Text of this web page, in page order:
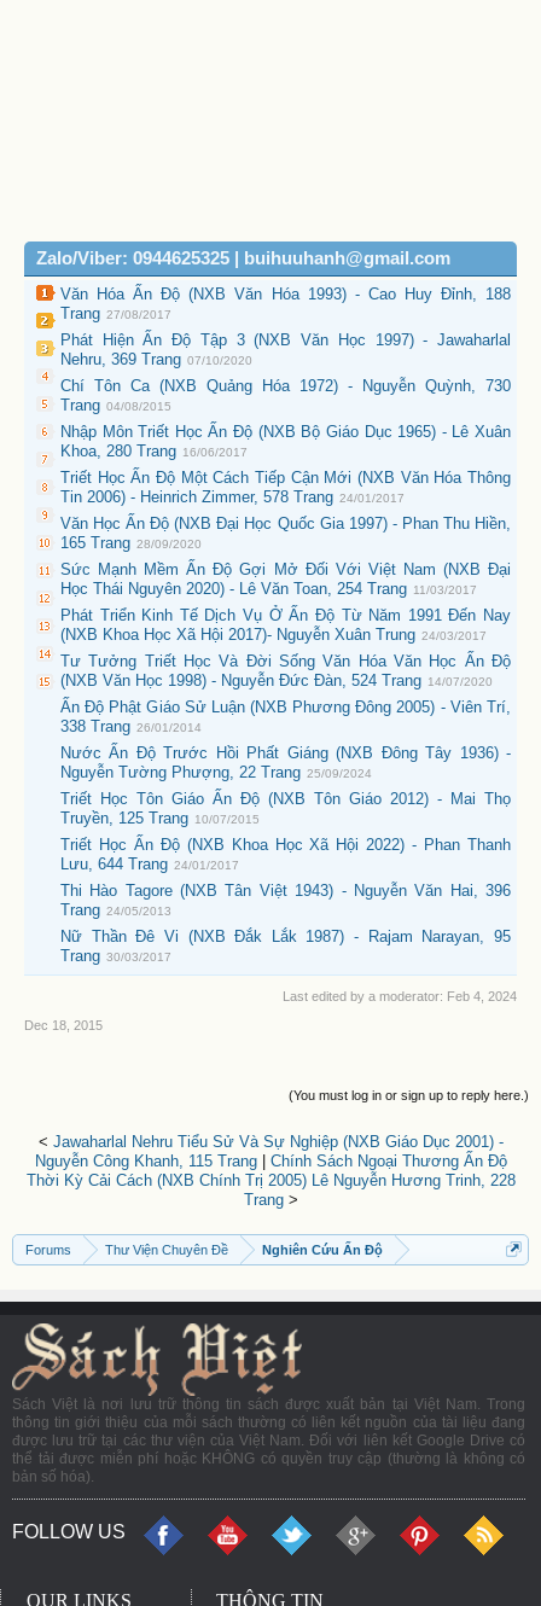
Zalo/Viber: 0944625325 | buihuuhanh@gmail.com
Văn Hóa Ấn Độ (NXB Văn Hóa 1993) - Cao Huy Đỉnh, 188
Trang 27/08/2017
Phát Hiện Ấn Độ Tập 3 (NXB Văn Học 1997) - Jawaharlal
Nehru, 369 Trang 07/10/2020
Chí Tôn Ca (NXB Quảng Hóa 1972) - Nguyễn Quỳnh, 730
Trang 04/08/2015
Nhập Môn Triết Học Ấn Độ (NXB Bộ Giáo Dục 1965) - Lê Xuân
Khoa, 280 Trang 16/06/2017
Triết Học Ấn Độ Một Cách Tiếp Cận Mới (NXB Văn Hóa Thông
Tin 2006) - Heinrich Zimmer, 578 Trang 24/01/2017
Văn Học Ấn Độ (NXB Đại Học Quốc Gia 1997) - Phan Thu Hiền,
165 Trang 28/09/2020
Sức Mạnh Mềm Ấn Độ Gợi Mở Đối Với Việt Nam (NXB Đại
Học Thái Nguyên 2020) - Lê Văn Toan, 254 Trang 11/03/2017
Phát Triển Kinh Tế Dịch Vụ Ở Ấn Độ Từ Năm 1991 Đến Nay
(NXB Khoa Học Xã Hội 2017)- Nguyễn Xuân Trung 24/03/2017
Tư Tưởng Triết Học Và Đời Sống Văn Hóa Văn Học Ấn Độ
(NXB Văn Học 1998) - Nguyễn Đức Đàn, 524 Trang 14/07/2020
Ấn Độ Phật Giáo Sử Luận (NXB Phương Đông 2005) - Viên Trí,
338 Trang 26/01/2014
Nước Ấn Độ Trước Hồi Phất Giáng (NXB Đông Tây 1936) -
Nguyễn Tường Phượng, 22 Trang 25/09/2024
Triết Học Tôn Giáo Ấn Độ (NXB Tôn Giáo 2012) - Mai Thọ
Truyền, 125 Trang 10/07/2015
Triết Học Ấn Độ (NXB Khoa Học Xã Hội 2022) - Phan Thanh
Lưu, 644 Trang 24/01/2017
Thi Hào Tagore (NXB Tân Việt 1943) - Nguyễn Văn Hai, 396
Trang 24/05/2013
Nữ Thần Đê Vi (NXB Đắk Lắk 1987) - Rajam Narayan, 95
Trang 30/03/2017
Last edited by a moderator: Feb 4, 2024
Dec 18, 2015
(You must log in or sign up to reply here.)
< Jawaharlal Nehru Tiểu Sử Và Sự Nghiệp (NXB Giáo Dục 2001) -
Nguyễn Công Khanh, 115 Trang| Chính Sách Ngoại Thương Ấn Độ
Thời Kỳ Cải Cách (NXB Chính Trị 2005) Lê Nguyễn Hương Trinh, 228
Trang>
Forums Thư Viện Chuyên Đề Nghiên Cứu Ấn Độ
Sách Việt là nơi lưu trữ thông tin sách được xuất bản tại Việt Nam. Trong
thông tin giới thiệu của mỗi sách thường có liên kết nguồn của tài liệu đang
được lưu trữ tại các thư viện của Việt Nam. Đối với liên kết Google Drive có
thể tải được miễn phí hoặc KHÔNG có quyền truy cập (thường là không có
bản số hóa).
FOLLOW US
OUR LINKS THÔNG TIN